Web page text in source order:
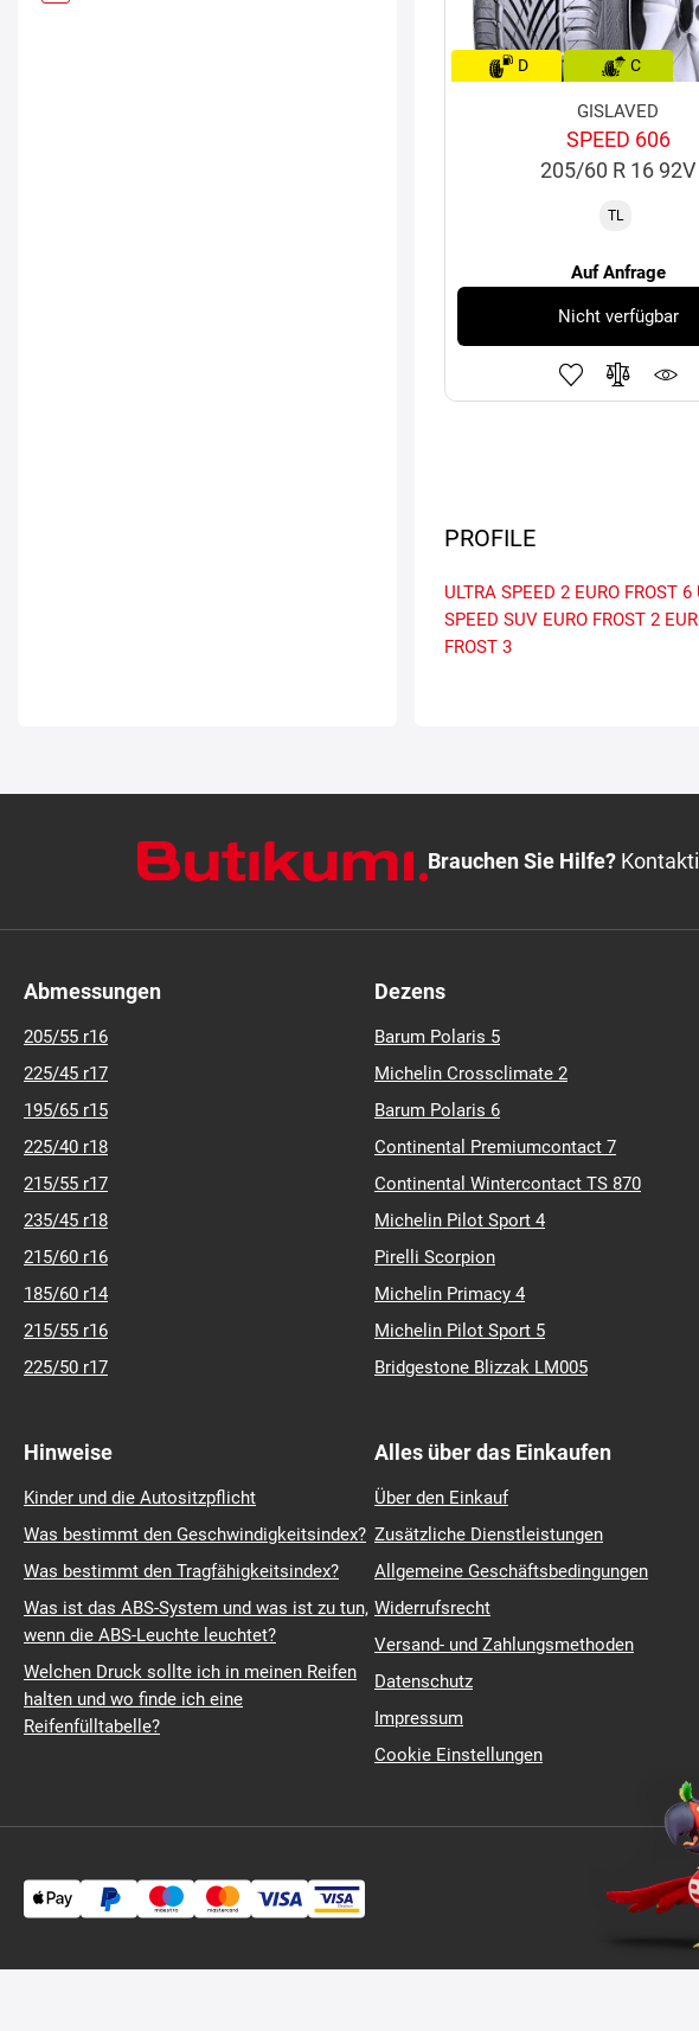
D C
GISLAVED
SPEED 606
205/60 R 16 92V
TL
Auf Anfrage
Nicht verfügbar
PROFILE
ULTRA SPEED 2 EURO FROST 6
SPEED SUV EURO FROST 2
FROST 3
Brauchen Sie Hilfe?
Abmessungen
205/55 r16
225/45 r17
195/65 r15
225/40 r18
215/55 r17
235/45 r18
215/60 r16
185/60 r14
215/55 r16
225/50 r17
Dezens
Barum Polaris 5
Michelin Crossclimate 2
Barum Polaris 6
Continental Premiumcontact 7
Continental Wintercontact TS 870
Michelin Pilot Sport 4
Pirelli Scorpion
Michelin Primacy 4
Michelin Pilot Sport 5
Bridgestone Blizzak LM005
Hinweise
Kinder und die Autositzpflicht
Was bestimmt den Geschwindigkeitsindex?
Was bestimmt den Tragfähigkeitsindex?
Was ist das ABS-System und was ist zu tun,
wenn die ABS-Leuchte leuchtet?
Welchen Druck sollte ich in meinen Reifen
halten und wo finde ich eine
Reifenfülltabelle?
Alles über das Einkaufen
Über den Einkauf
Zusätzliche Dienstleistungen
Allgemeine Geschäftsbedingungen
Widerrufsrecht
Versand- und Zahlungsmethoden
Datenschutz
Impressum
Cookie Einstellungen